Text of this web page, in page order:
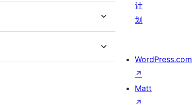
计
划
WordPress.com
↗
Matt
↗